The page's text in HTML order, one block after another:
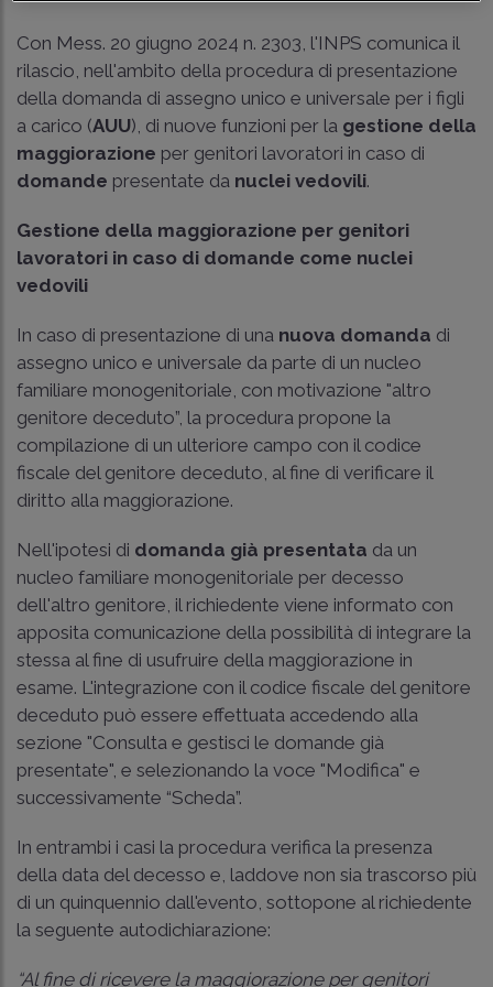
Con Mess. 20 giugno 2024 n. 2303, l'INPS comunica il
rilascio, nell'ambito della procedura di presentazione
della domanda di assegno unico e universale per i figli
a carico (AUU), di nuove funzioni per la gestione della
maggiorazione per genitori lavoratori in caso di
domande presentate da nuclei vedovili.
Gestione della maggiorazione per genitori
lavoratori in caso di domande come nuclei
vedovili
In caso di presentazione di una nuova domanda di
assegno unico e universale da parte di un nucleo
familiare monogenitoriale, con motivazione "altro
genitore deceduto”, la procedura propone la
compilazione di un ulteriore campo con il codice
fiscale del genitore deceduto, al fine di verificare il
diritto alla maggiorazione.
Nell'ipotesi di domanda già presentata da un
nucleo familiare monogenitoriale per decesso
dell'altro genitore, il richiedente viene informato con
apposita comunicazione della possibilità di integrare la
stessa al fine di usufruire della maggiorazione in
esame. L'integrazione con il codice fiscale del genitore
deceduto può essere effettuata accedendo alla
sezione "Consulta e gestisci le domande già
presentate", e selezionando la voce "Modifica" e
successivamente “Scheda”.
In entrambi i casi la procedura verifica la presenza
della data del decesso e, laddove non sia trascorso più
di un quinquennio dall'evento, sottopone al richiedente
la seguente autodichiarazione:
“Al fine di ricevere la maggiorazione per genitori